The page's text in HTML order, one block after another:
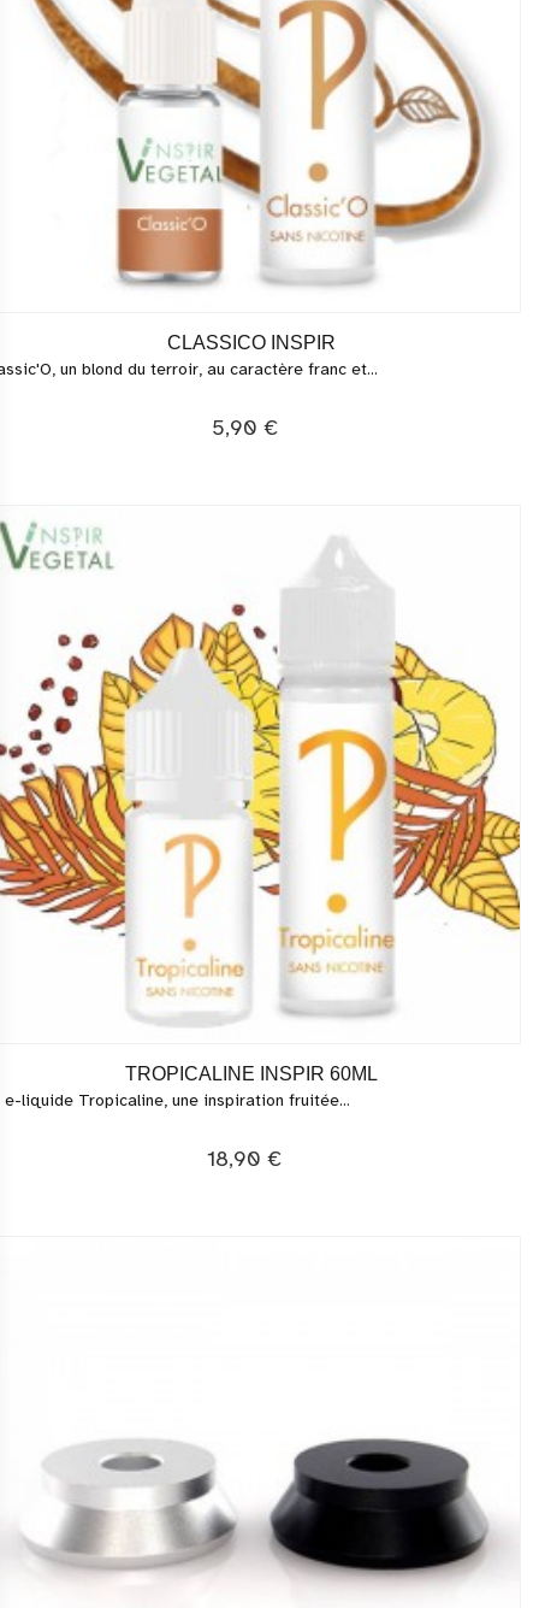
CLASSICO INSPIR
un blond du terroir, au caractère franc et...
5,90 €
TROPICALINE INSPIR 60ML
e-liquide Tropicaline, une inspiration fruitée...
18,90 €